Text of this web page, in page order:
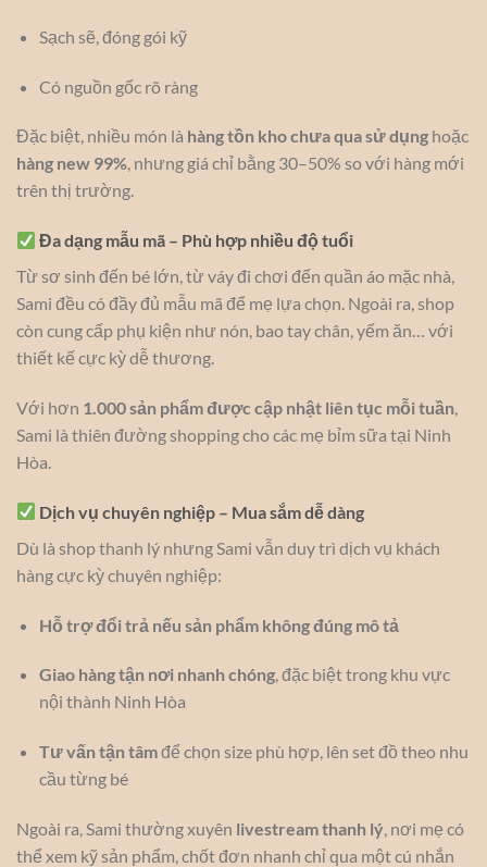
Sạch sẽ, đóng gói kỹ
Có nguồn gốc rõ ràng
Đặc biệt, nhiều món là hàng tồn kho chưa qua sử dụng hoặc
hàng new 99%, nhưng giá chỉ bằng 30–50% so với hàng mới
trên thị trường.
Đa dạng mẫu mã – Phù hợp nhiều độ tuổi
Từ sơ sinh đến bé lớn, từ váy đi chơi đến quần áo mặc nhà,
Sami đều có đầy đủ mẫu mã để mẹ lựa chọn. Ngoài ra, shop
còn cung cấp phụ kiện như nón, bao tay chân, yếm ăn… với
thiết kế cực kỳ dễ thương.
Với hơn 1.000 sản phẩm được cập nhật liên tục mỗi tuần,
Sami là thiên đường shopping cho các mẹ bỉm sữa tại Ninh
Hòa.
Dịch vụ chuyên nghiệp – Mua sắm dễ dàng
Dù là shop thanh lý nhưng Sami vẫn duy trì dịch vụ khách
hàng cực kỳ chuyên nghiệp:
Hỗ trợ đổi trả nếu sản phẩm không đúng mô tả
Giao hàng tận nơi nhanh chóng, đặc biệt trong khu vực
nội thành Ninh Hòa
Tư vấn tận tâmđể chọn size phù hợp, lên set đồ theo nhu
cầu từng bé
Ngoài ra, Sami thường xuyên livestream thanh lý, nơi mẹ có
thể xem kỹ sản phẩm, chốt đơn nhanh chỉ qua một cú nhắn